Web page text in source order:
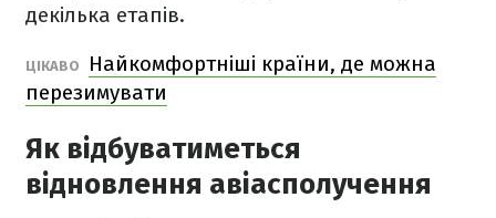
декілька етапів.
ЦІКАВО
Найкомфортніші країни, де можна
перезимувати
Як відбуватиметься
відновлення авіасполучення